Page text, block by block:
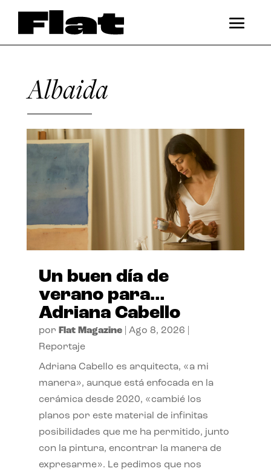
Albaida
Un buen día de
verano para…
Adriana Cabello
por Flat Magazine| Ago 8, 2026
Reportaje
Adriana Cabello es arquitecta, «a mi
manera», aunque está enfocada en la
cerámica desde 2020, «cambié los
planos por este material de infinitas
posibilidades que me ha permitido, junto
con la pintura, encontrar la manera de
expresarme». Le pedimos que nos